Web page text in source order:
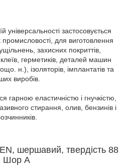
універсальності застосовується
для виготовлення
захисних покриттів,
герметиків, деталей машин
н.), ізоляторів, імплантатів та
виробів.
гарною еластичністю і гнучкістю,
стирання, олив, бензинів і
шершавий, твердість 88
Шор А